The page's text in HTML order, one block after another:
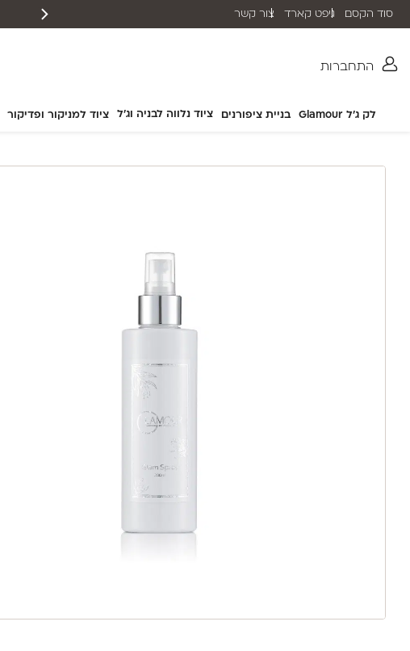
התחברות
לק ג'ל Glamour בניית ציפורנים ציוד נלווה לבניה וג'ל ציוד למניקור ופדיקור
שליח עד הבית תוך 2-5 ימי עסקים סוד הקסם גיפט קארד צור קשר